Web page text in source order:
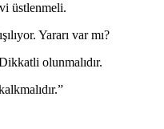
üstlenmeli.
Yararı var mı?
olunmalıdır.